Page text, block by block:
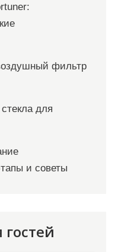
фильтр
для
и советы